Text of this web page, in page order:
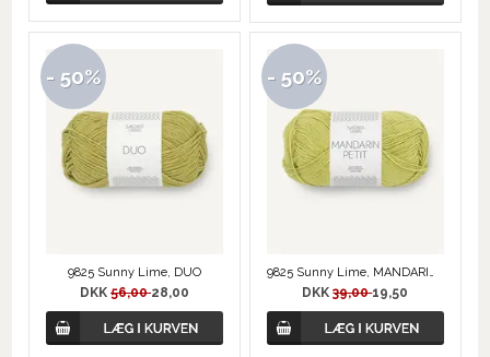
- 50%
9825 Sunny Lime, DUO
DKK56,0028,00
- 50%
DKK39,0019,50